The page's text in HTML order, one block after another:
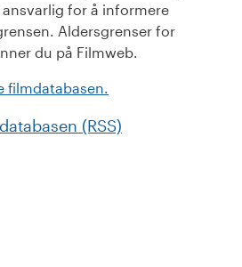
for å informere
Aldersgrenser for
du på Filmweb.
filmdatabasen.
(RSS)